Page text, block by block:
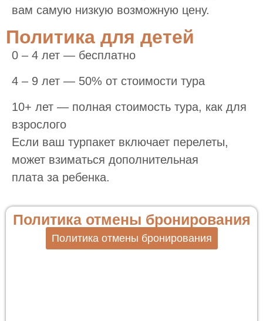
вам самую низкую возможную цену.
Политика для детей
0 – 4 лет — бесплатно
4 – 9 лет — 50% от стоимости тура
10+ лет — полная стоимость тура, как для
взрослого
Если ваш турпакет включает перелеты,
может взиматься дополнительная
плата за ребенка.
Политика отмены бронирования
Политика отмены бронирования